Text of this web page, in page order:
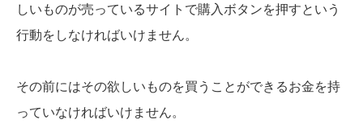
しいものが売っているサイトで購入ボタンを押すという
行動をしなければいけません。
その前にはその欲しいものを買うことができるお金を持
っていなければいけません。